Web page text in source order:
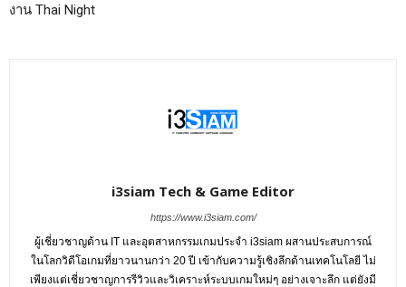
งาน Thai Night
i3siam Tech & Game Editor
https://www.i3siam.com/
ผู้เชี่ยวชาญด้าน IT และอุตสาหกรรมเกมประจำ i3siam ผสานประสบการณ์
ในโลกวิดีโอเกมที่ยาวนานกว่า 20 ปี เข้ากับความรู้เชิงลึกด้านเทคโนโลยี ไม่
เพียงแต่เชี่ยวชาญการรีวิวและวิเคราะห์ระบบเกมใหม่ๆ อย่างเจาะลึก แต่ยังมี